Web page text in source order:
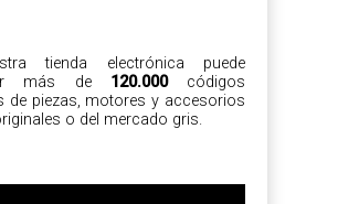
tienda electrónica puede
más de 120.000códigos
de piezas, motores y accesorios
o del mercado gris.